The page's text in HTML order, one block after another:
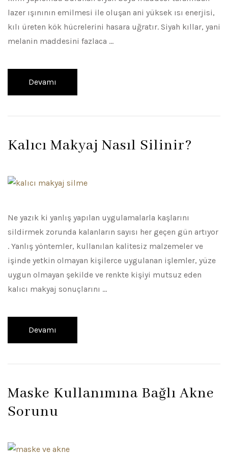
lazer ışınının emilmesi ile oluşan ani yüksek ısı enerjisi,
kılı üreten kök hücrelerini hasara uğratır. Siyah kıllar, yani
melanin maddesini fazlaca …
Devamı
Kalıcı Makyaj Nasıl Silinir?
Ne yazık ki yanlış yapılan uygulamalarla kaşlarını
sildirmek zorunda kalanların sayısı her geçen gün artıyor
. Yanlış yöntemler, kullanılan kalitesiz malzemeler ve
işinde yetkin olmayan kişilerce uygulanan işlemler, yüze
uygun olmayan şekilde ve renkte kişiyi mutsuz eden
kalıcı makyaj sonuçlarını …
Devamı
Maske Kullanımına Bağlı Akne
Sorunu